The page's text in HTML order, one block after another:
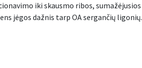
iki skausmo ribos, sumažėjusios
jėgos dažnis tarp OA sergančių ligonių.